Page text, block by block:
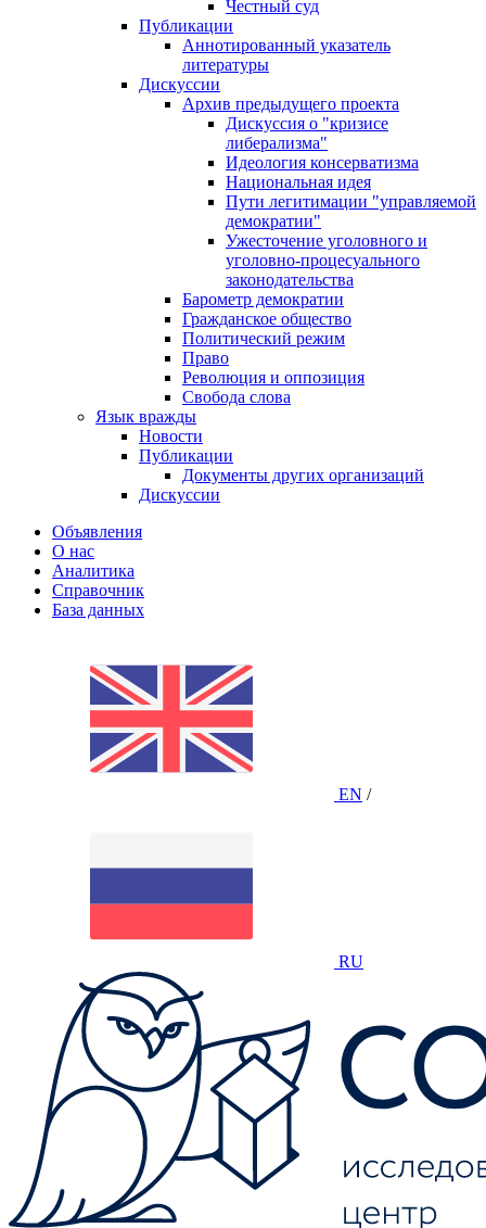
Честный суд
Публикации
Аннотированный указатель
литературы
Дискуссии
Архив предыдущего проекта
Дискуссия о "кризисе
либерализма"
Идеология консерватизма
Национальная идея
Пути легитимации "управляемой
демократии"
Ужесточение уголовного и
уголовно-процесуального
законодательства
Барометр демократии
Гражданское общество
Политический режим
Право
Революция и оппозиция
Свобода слова
Язык вражды
Новости
Публикации
Документы других организаций
Дискуссии
Объявления
О нас
Аналитика
Справочник
База данных
EN /
RU